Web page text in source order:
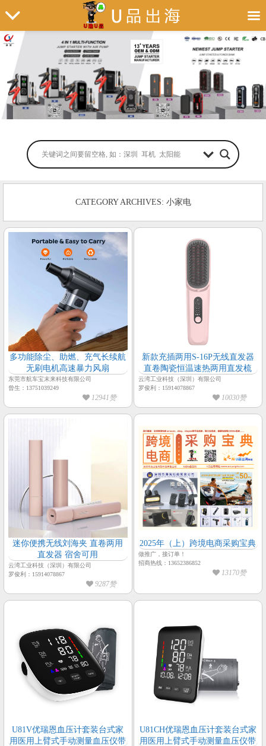
CATEGORY ARCHIVES: 小家电
多功能除尘、助燃、充气长续航
无刷电机高速暴力风扇
东莞市航车宝末来科技有限公司
曾生：13751039249
12941赞
新款充插两用S-16P无线直发器
直卷陶瓷恒温速热两用直发梳
云湾工业科技（深圳）有限公司
罗俊利：15914078867
10030赞
迷你便携无线刘海夹 直卷两用
直发器 宿舍可用
云湾工业科技（深圳）有限公司
罗俊利：15914078867
9287赞
2025年（上）跨境电商采购宝典
做推广，接订单！
招商热线：13652386852
13170赞
U81V优瑞恩血压计套装台式家
用医用上臂式手动测量血压仪带
U81CH优瑞恩血压计套装台式家
用医用上臂式手动测量血压仪带